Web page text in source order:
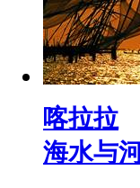
喀拉拉
海水与